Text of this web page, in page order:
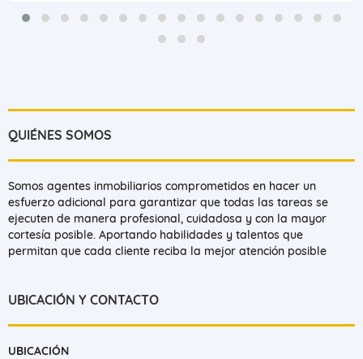
QUIÉNES SOMOS
Somos agentes inmobiliarios comprometidos en hacer un
esfuerzo adicional para garantizar que todas las tareas se
ejecuten de manera profesional, cuidadosa y con la mayor
cortesía posible. Aportando habilidades y talentos que
permitan que cada cliente reciba la mejor atención posible
UBICACIÓN Y CONTACTO
UBICACIÓN